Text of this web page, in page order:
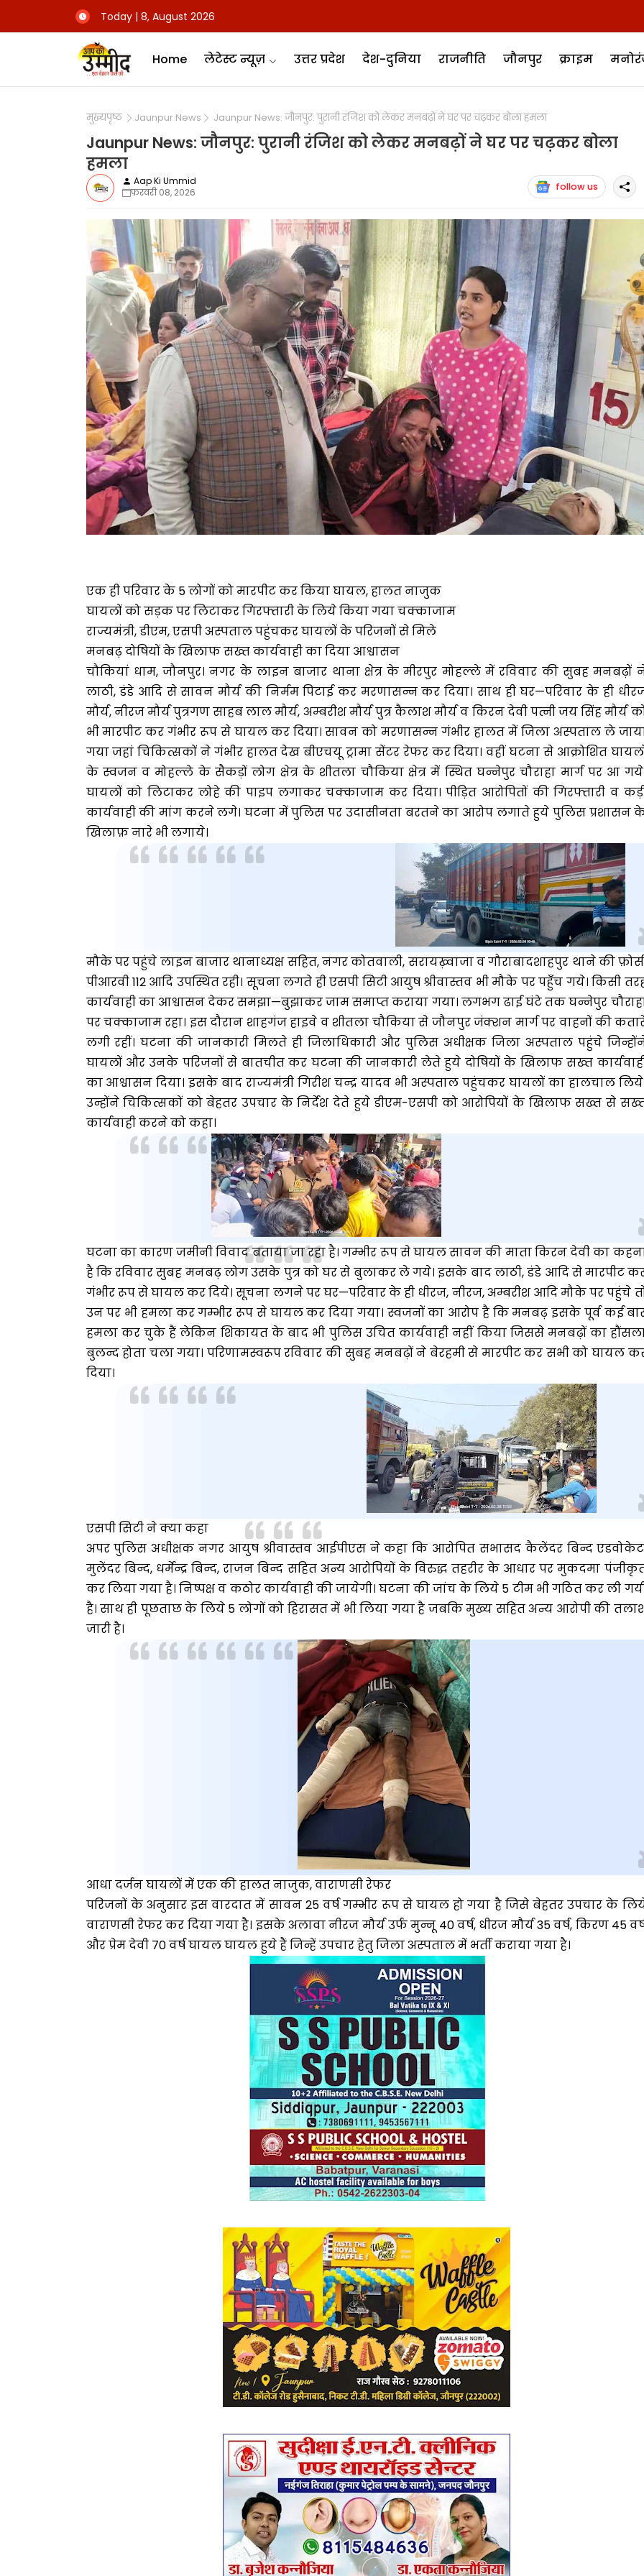
Today | 8, August 2026
Home लेटेस्ट न्यूज़ उत्तर प्रदेश देश-दुनिया राजनीति जौनपुर क्राइम
मुख्यपृष्ठ Jaunpur News Jaunpur News: जौनपुर: पुरानी रंजिश को लेकर मनबढ़ों ने घर पर चढ़कर बोला हमला
Jaunpur News: जौनपुर: पुरानी रंजिश को लेकर मनबढ़ों ने घर पर चढ़कर बोला
हमला
Aap Ki Ummid
फ़रवरी 08, 2026
follow us
एक ही परिवार के 5 लोगों को मारपीट कर किया घायल, हालत नाजुक
घायलों को सड़क पर लिटाकर गिरफ्तारी के लिये किया गया चक्काजाम
राज्यमंत्री, डीएम, एसपी अस्पताल पहुंचकर घायलों के परिजनों से मिले
मनबढ़ दोषियों के खिलाफ सख्त कार्यवाही का दिया आश्वासन
चौकियां धाम, जौनपुर। नगर के लाइन बाजार थाना क्षेत्र के मीरपुर मोहल्ले में रविवार की सुबह मनबढ़ों
लाठी, डंडे आदि से सावन मौर्य की निर्मम पिटाई कर मरणासन्न कर दिया। साथ ही घर—परिवार के ही
मौर्य, नीरज मौर्य पुत्रगण साहब लाल मौर्य, अम्बरीश मौर्य पुत्र कैलाश मौर्य व किरन देवी पत्नी जय सिंह मौर्य
भी मारपीट कर गंभीर रूप से घायल कर दिया। सावन को मरणासन्न गंभीर हालत में जिला अस्पताल ले
गया जहां चिकित्सकों ने गंभीर हालत देख बीएचयू ट्रामा सेंटर रेफर कर दिया। वहीं घटना से आक्रोशित
के स्वजन व मोहल्ले के सैकड़ों लोग क्षेत्र के शीतला चौकिया क्षेत्र में स्थित घन्नेपुर चौराहा मार्ग पर आ
घायलों को लिटाकर लोहे की पाइप लगाकर चक्काजाम कर दिया। पीड़ित आरोपितों की गिरफ्तारी व
कार्यवाही की मांग करने लगे। घटना में पुलिस पर उदासीनता बरतने का आरोप लगाते हुये पुलिस प्रशासन
खिलाफ़ नारे भी लगाये।
मौके पर पहुंचे लाइन बाजार थानाध्यक्ष सहित, नगर कोतवाली, सरायख़्वाजा व गौराबादशाहपुर थाने की
पीआरवी 112 आदि उपस्थित रही। सूचना लगते ही एसपी सिटी आयुष श्रीवास्तव भी मौके पर पहुँच गये। किसी
कार्यवाही का आश्वासन देकर समझा—बुझाकर जाम समाप्त कराया गया। लगभग ढाई घंटे तक घन्नेपुर
पर चक्काजाम रहा। इस दौरान शाहगंज हाइवे व शीतला चौकिया से जौनपुर जंक्शन मार्ग पर वाहनों की
लगी रहीं। घटना की जानकारी मिलते ही जिलाधिकारी और पुलिस अधीक्षक जिला अस्पताल पहुंचे
घायलों और उनके परिजनों से बातचीत कर घटना की जानकारी लेते हुये दोषियों के खिलाफ सख्त
का आश्वासन दिया। इसके बाद राज्यमंत्री गिरीश चन्द्र यादव भी अस्पताल पहुंचकर घायलों का हालचाल
उन्होंने चिकित्सकों को बेहतर उपचार के निर्देश देते हुये डीएम-एसपी को आरोपियों के खिलाफ सख्त से
कार्यवाही करने को कहा।
घटना का कारण जमीनी विवाद बताया जा रहा है। गम्भीर रूप से घायल सावन की माता किरन देवी का
है कि रविवार सुबह मनबढ़ लोग उसके पुत्र को घर से बुलाकर ले गये। इसके बाद लाठी, डंडे आदि से मारपीट
गंभीर रूप से घायल कर दिये। सूचना लगने पर घर—परिवार के ही धीरज, नीरज, अम्बरीश आदि मौके पर पहुंचे
उन पर भी हमला कर गम्भीर रूप से घायल कर दिया गया। स्वजनों का आरोप है कि मनबढ़ इसके पूर्व कई
हमला कर चुके हैं लेकिन शिकायत के बाद भी पुलिस उचित कार्यवाही नहीं किया जिससे मनबढ़ों का
बुलन्द होता चला गया। परिणामस्वरूप रविवार की सुबह मनबढ़ों ने बेरहमी से मारपीट कर सभी को घायल
दिया।
एसपी सिटी ने क्या कहा
अपर पुलिस अधीक्षक नगर आयुष श्रीवास्तव आईपीएस ने कहा कि आरोपित सभासद कैलेंदर बिन्द
मुलेंदर बिन्द, धर्मेन्द्र बिन्द, राजन बिन्द सहित अन्य आरोपियों के विरुद्ध तहरीर के आधार पर मुकदमा
कर लिया गया है। निष्पक्ष व कठोर कार्यवाही की जायेगी। घटना की जांच के लिये 5 टीम भी गठित कर ली
है। साथ ही पूछताछ के लिये 5 लोगों को हिरासत में भी लिया गया है जबकि मुख्य सहित अन्य आरोपी की
जारी है।
आधा दर्जन घायलों में एक की हालत नाजुक, वाराणसी रेफर
परिजनों के अनुसार इस वारदात में सावन 25 वर्ष गम्भीर रूप से घायल हो गया है जिसे बेहतर उपचार के
वाराणसी रेफर कर दिया गया है। इसके अलावा नीरज मौर्य उर्फ मुन्नू 40 वर्ष, धीरज मौर्य 35 वर्ष, किरण 45
और प्रेम देवी 70 वर्ष घायल घायल हुये हैं जिन्हें उपचार हेतु जिला अस्पताल में भर्ती कराया गया है।